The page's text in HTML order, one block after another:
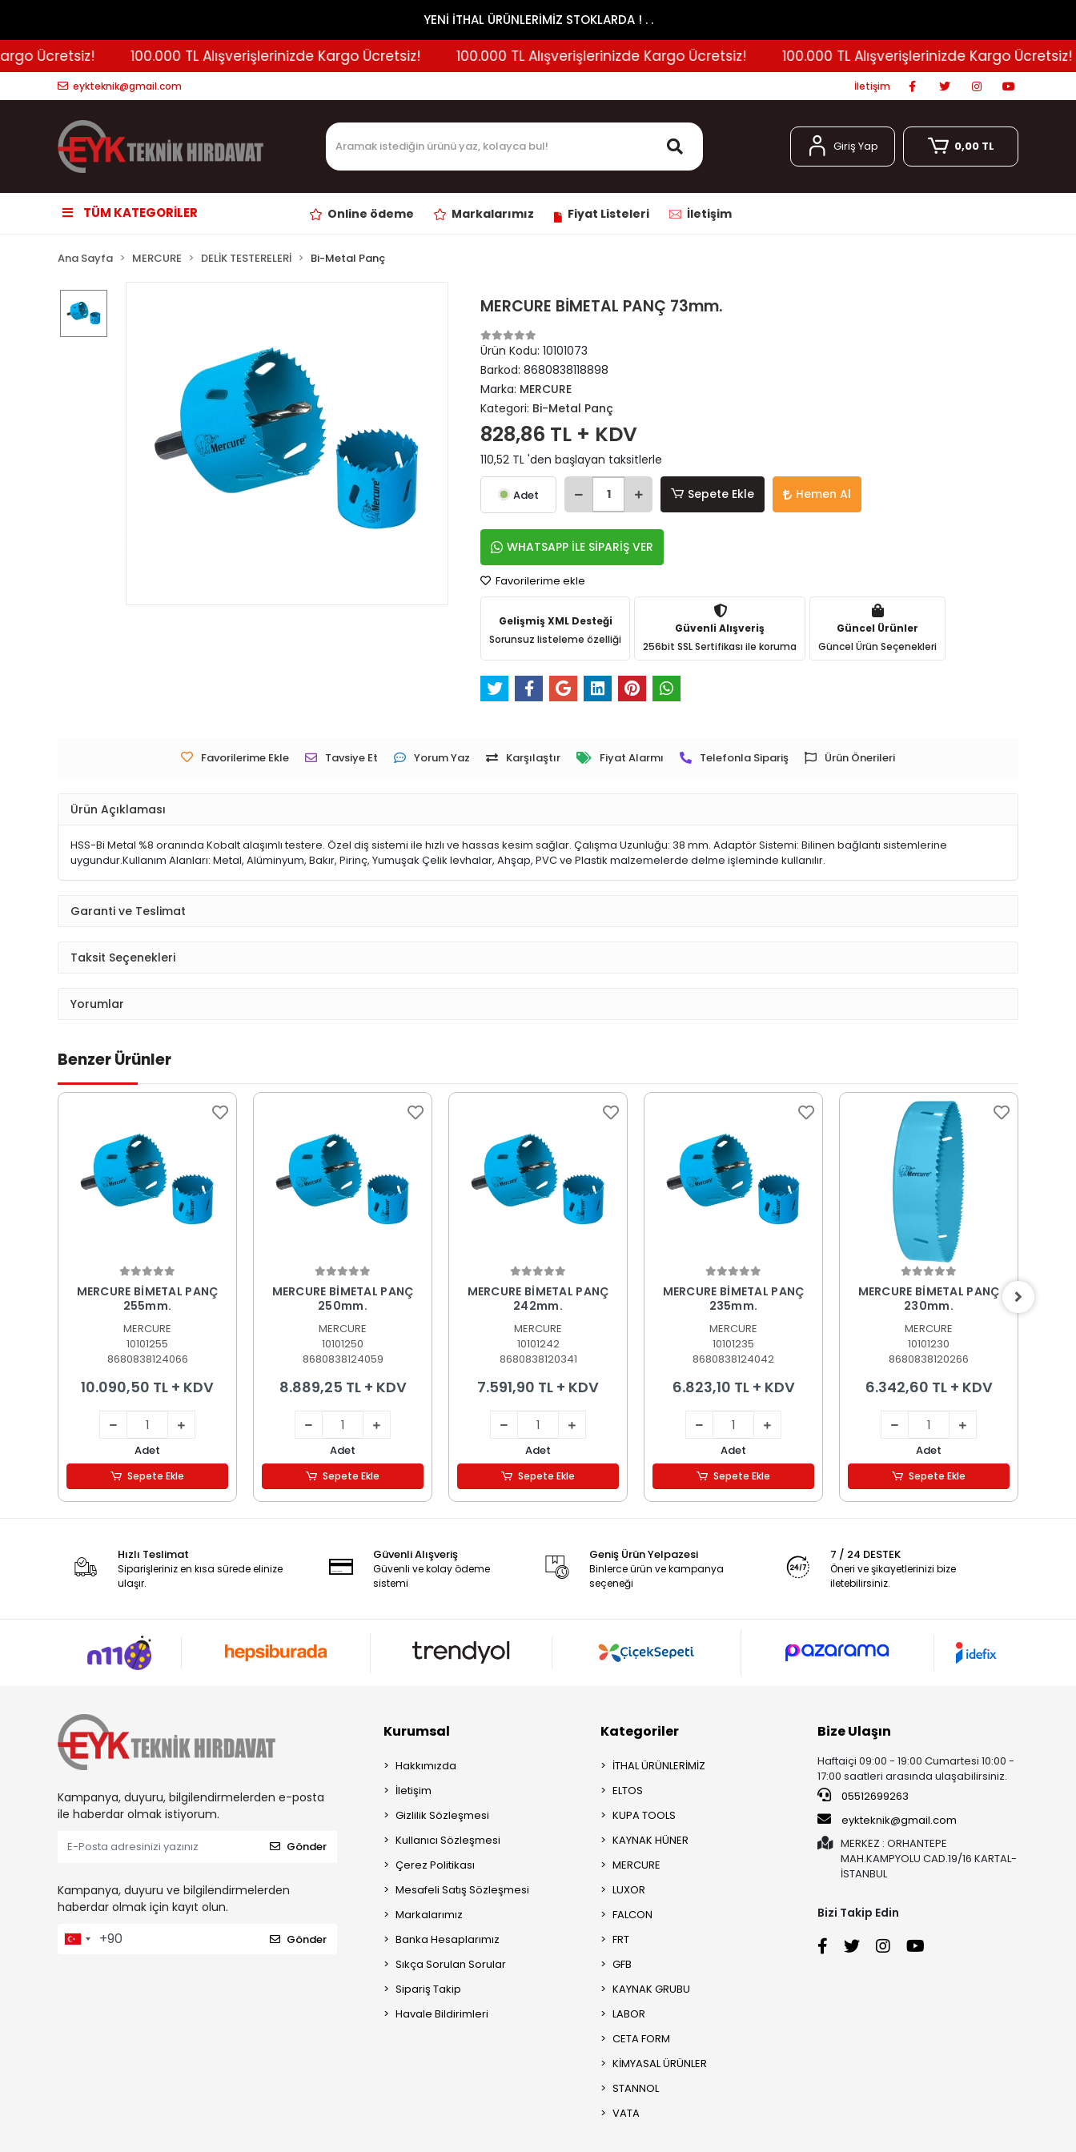
YENİ İTHAL ÜRÜNLERİMİZ STOKLARDA ! . .
Ücretsiz! 100.000 TL Alışverişlerinizde Kargo Ücretsiz! 100.000 TL Alışverişlerinizde Kargo Ücretsiz! 100.000 TL Alışverişlerinizde Kargo Ücretsiz!
eykteknik@gmail.com İletişim
Giriş Yap 0,00 TL
TÜM KATEGORİLER Online ödeme Markalarımız Fiyat Listeleri İletişim
Ana Sayfa MERCURE DELİK TESTERELERİ Bi-Metal Panç
MERCURE BİMETAL PANÇ 73mm.
Ürün Kodu:10101073
Barkod:8680838118898
Marka: MERCURE
Kategori: Bi-Metal Panç
828,86 TL + KDV
110,52 TL 'den başlayan taksitlerle
Adet Sepete Ekle Hemen Al
WHATSAPP İLE SİPARİŞ VER
Favorilerime ekle
Gelişmiş XML Desteği
Sorunsuz listeleme özelliği
Güvenli Alışveriş
256bit SSL Sertifikası ile koruma
Güncel Ürünler
Güncel Ürün Seçenekleri
Favorilerime Ekle Tavsiye Et Yorum Yaz Karşılaştır Fiyat Alarmı Telefonla Sipariş Ürün Önerileri
Ürün Açıklaması
HSS-Bi Metal %8 oranında Kobalt alaşımlı testere. Özel diş sistemi ile hızlı ve hassas kesim sağlar. Çalışma Uzunluğu: 38 mm. Adaptör Sistemi: Bilinen bağlantı sistemlerine
uygundur.Kullanım Alanları: Metal, Alüminyum, Bakır, Pirinç, Yumuşak Çelik levhalar, Ahşap, PVC ve Plastik malzemelerde delme işleminde kullanılır.
Garanti ve Teslimat
Taksit Seçenekleri
Yorumlar
Benzer Ürünler
Sepete Ekle
MERCURE BİMETAL PANÇ
255mm.
MERCURE
10101255
8680838124066
10.090,50 TL + KDV
Adet
Sepete Ekle
Sepete Ekle
MERCURE BİMETAL PANÇ
250mm.
MERCURE
10101250
8680838124059
8.889,25 TL + KDV
Adet
Sepete Ekle
Sepete Ekle
MERCURE BİMETAL PANÇ
242mm.
MERCURE
10101242
8680838120341
7.591,90 TL + KDV
Adet
Sepete Ekle
Sepete Ekle
MERCURE BİMETAL PANÇ
235mm.
MERCURE
10101235
8680838124042
6.823,10 TL + KDV
Adet
Sepete Ekle
Sepete Ekle
MERCURE BİMETAL PANÇ
230mm.
MERCURE
10101230
8680838120266
6.342,60 TL + KDV
Adet
Sepete Ekle
Hızlı Teslimat
Siparişleriniz en kısa sürede elinize
ulaşır.
Güvenli Alışveriş
Güvenli ve kolay ödeme
sistemi
Geniş Ürün Yelpazesi
Binlerce ürün ve kampanya
seçeneği
7 / 24 DESTEK
Öneri ve şikayetlerinizi bize
iletebilirsiniz.
Kampanya, duyuru, bilgilendirmelerden e-posta
ile haberdar olmak istiyorum.
Gönder
Kampanya, duyuru ve bilgilendirmelerden
haberdar olmak için kayıt olun.
Gönder
Kurumsal
Hakkımızda
İletişim
Gizlilik Sözleşmesi
Kullanıcı Sözleşmesi
Çerez Politikası
Mesafeli Satış Sözleşmesi
Markalarımız
Banka Hesaplarımız
Sıkça Sorulan Sorular
Sipariş Takip
Havale Bildirimleri
Kategoriler
İTHAL ÜRÜNLERİMİZ
ELTOS
KUPA TOOLS
KAYNAK HÜNER
MERCURE
LUXOR
FALCON
FRT
GFB
KAYNAK GRUBU
LABOR
CETA FORM
KİMYASAL ÜRÜNLER
STANNOL
VATA
Bize Ulaşın
Haftaiçi 09:00 - 19:00 Cumartesi 10:00 -
17:00 saatleri arasında ulaşabilirsiniz.
05512699263
eykteknik@gmail.com
MERKEZ : ORHANTEPE
MAH.KAMPYOLU CAD.19/16 KARTAL-
İSTANBUL
Bizi Takip Edin